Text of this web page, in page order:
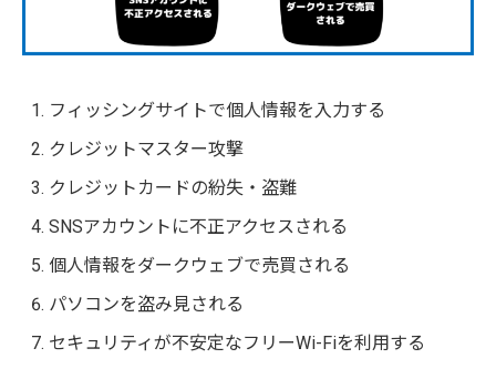
フィッシングサイトで個人情報を入力する
クレジットマスター攻撃
クレジットカードの紛失・盗難
SNSアカウントに不正アクセスされる
個人情報をダークウェブで売買される
パソコンを盗み見される
セキュリティが不安定なフリーWi-Fiを利用する